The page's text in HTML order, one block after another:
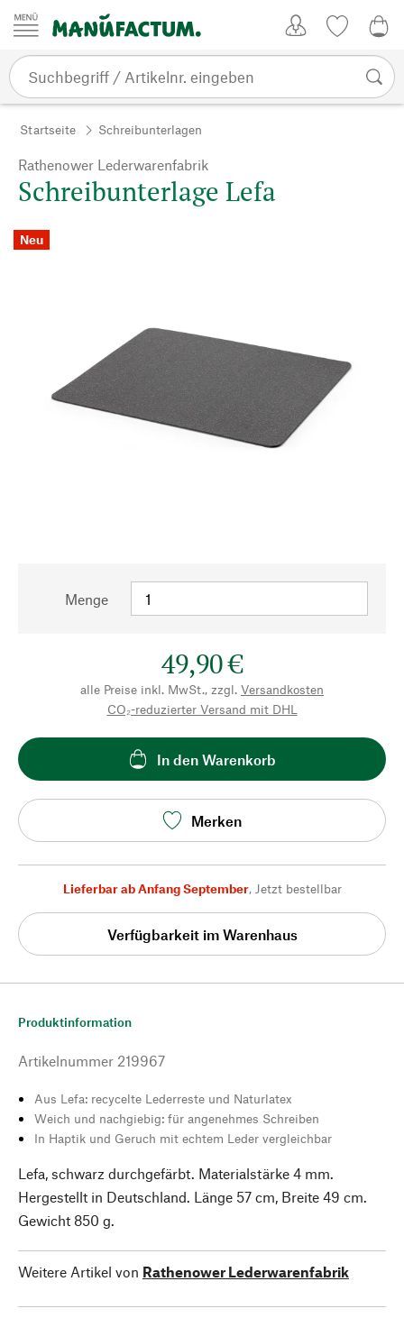
Zum Inhalt springen
Startseite Schreibunterlagen
Rathenower Lederwarenfabrik
Schreibunterlage Lefa
Neu
Menge
49,90 €
alle Preise inkl. MwSt., zzgl. Versandkosten
CO₂-reduzierter Versand mit DHL
In den Warenkorb
Merken
Lieferbar ab Anfang September, Jetzt bestellbar
Verfügbarkeit im Warenhaus
Produktinformation
Artikelnummer 219967
Aus Lefa: recycelte Lederreste und Naturlatex
Weich und nachgiebig: für angenehmes Schreiben
In Haptik und Geruch mit echtem Leder vergleichbar
Lefa, schwarz durchgefärbt. Materialstärke 4 mm.
Hergestellt in Deutschland. Länge 57 cm, Breite 49 cm.
Gewicht 850 g.
Weitere Artikel von Rathenower Lederwarenfabrik